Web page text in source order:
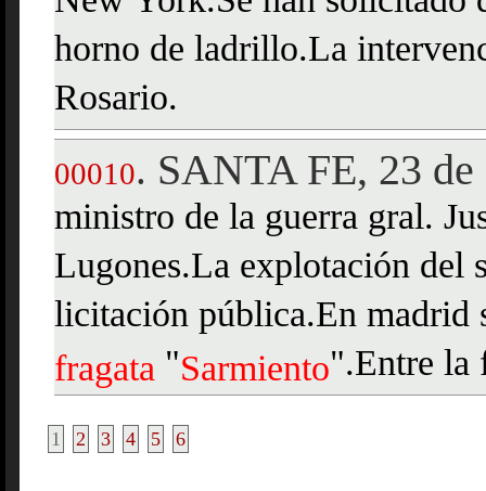
horno de ladrillo.La
Rosario.
00010. SANTA FE, 23
ministro de la guerra gral.
Lugones.La explotación del
licitación pública.En madrid
fragata "Sarmiento".Entre la
1 2 3 4 5 6